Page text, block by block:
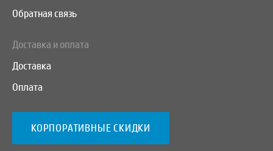
Обратная связь
Доставка и оплата
Доставка
Оплата
КОРПОРАТИВНЫЕ СКИДКИ